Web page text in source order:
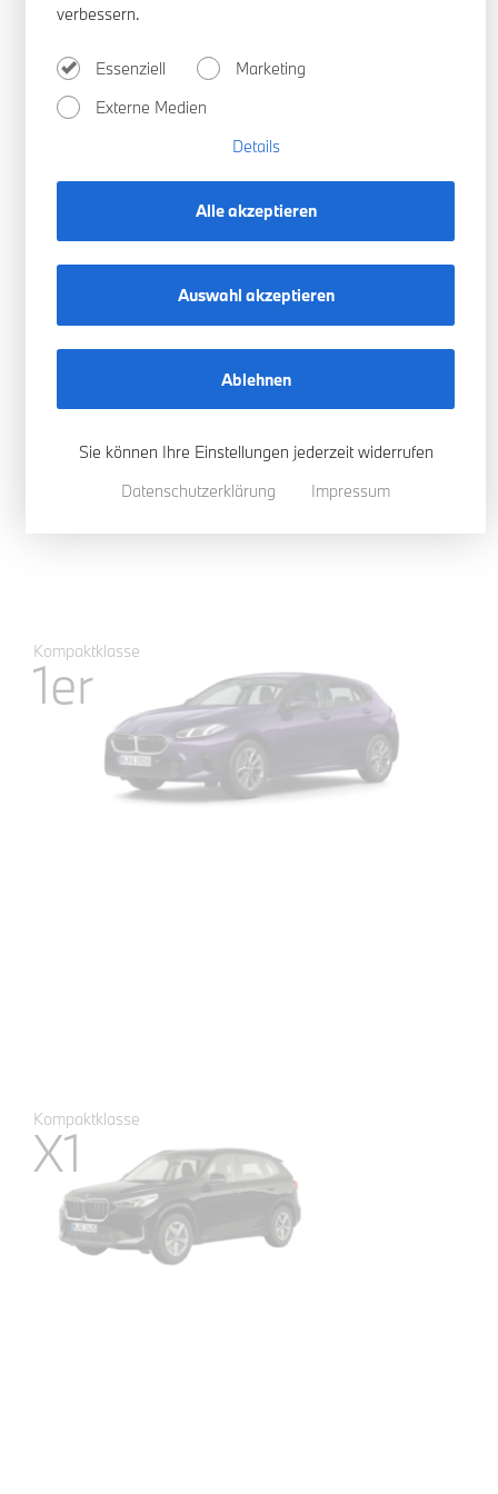
2er
Kompaktklasse
1er
Kompaktklasse
X1
verbessern.
Essenziell
Marketing
Externe Medien
Details
Alle akzeptieren
Auswahl akzeptieren
Ablehnen
Sie können Ihre Einstellungen jederzeit widerrufen
Datenschutzerklärung
Impressum